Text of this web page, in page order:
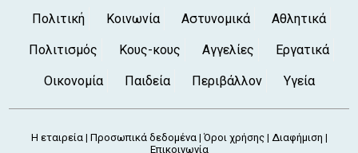
Πολιτική Κοινωνία Αστυνομικά Αθλητικά
Πολιτισμός Κους-κους Αγγελίες Εργατικά
Οικονομία Παιδεία Περιβάλλον Υγεία
Η εταιρεία| Προσωπικά δεδομένα| Όροι χρήσης| Διαφήμιση |
Επικοινωνία